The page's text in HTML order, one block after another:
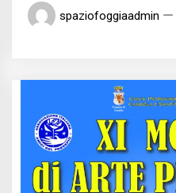
spaziofoggiaadmin